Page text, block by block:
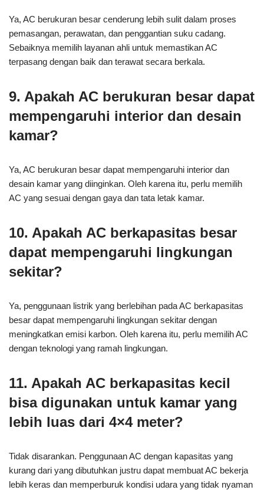
Ya, AC berukuran besar cenderung lebih sulit dalam proses
pemasangan, perawatan, dan penggantian suku cadang.
Sebaiknya memilih layanan ahli untuk memastikan AC
terpasang dengan baik dan terawat secara berkala.
9. Apakah AC berukuran besar dapat
mempengaruhi interior dan desain
kamar?
Ya, AC berukuran besar dapat mempengaruhi interior dan
desain kamar yang diinginkan. Oleh karena itu, perlu memilih
AC yang sesuai dengan gaya dan tata letak kamar.
10. Apakah AC berkapasitas besar
dapat mempengaruhi lingkungan
sekitar?
Ya, penggunaan listrik yang berlebihan pada AC berkapasitas
besar dapat mempengaruhi lingkungan sekitar dengan
meningkatkan emisi karbon. Oleh karena itu, perlu memilih AC
dengan teknologi yang ramah lingkungan.
11. Apakah AC berkapasitas kecil
bisa digunakan untuk kamar yang
lebih luas dari 4×4 meter?
Tidak disarankan. Penggunaan AC dengan kapasitas yang
kurang dari yang dibutuhkan justru dapat membuat AC bekerja
lebih keras dan memperburuk kondisi udara yang tidak nyaman